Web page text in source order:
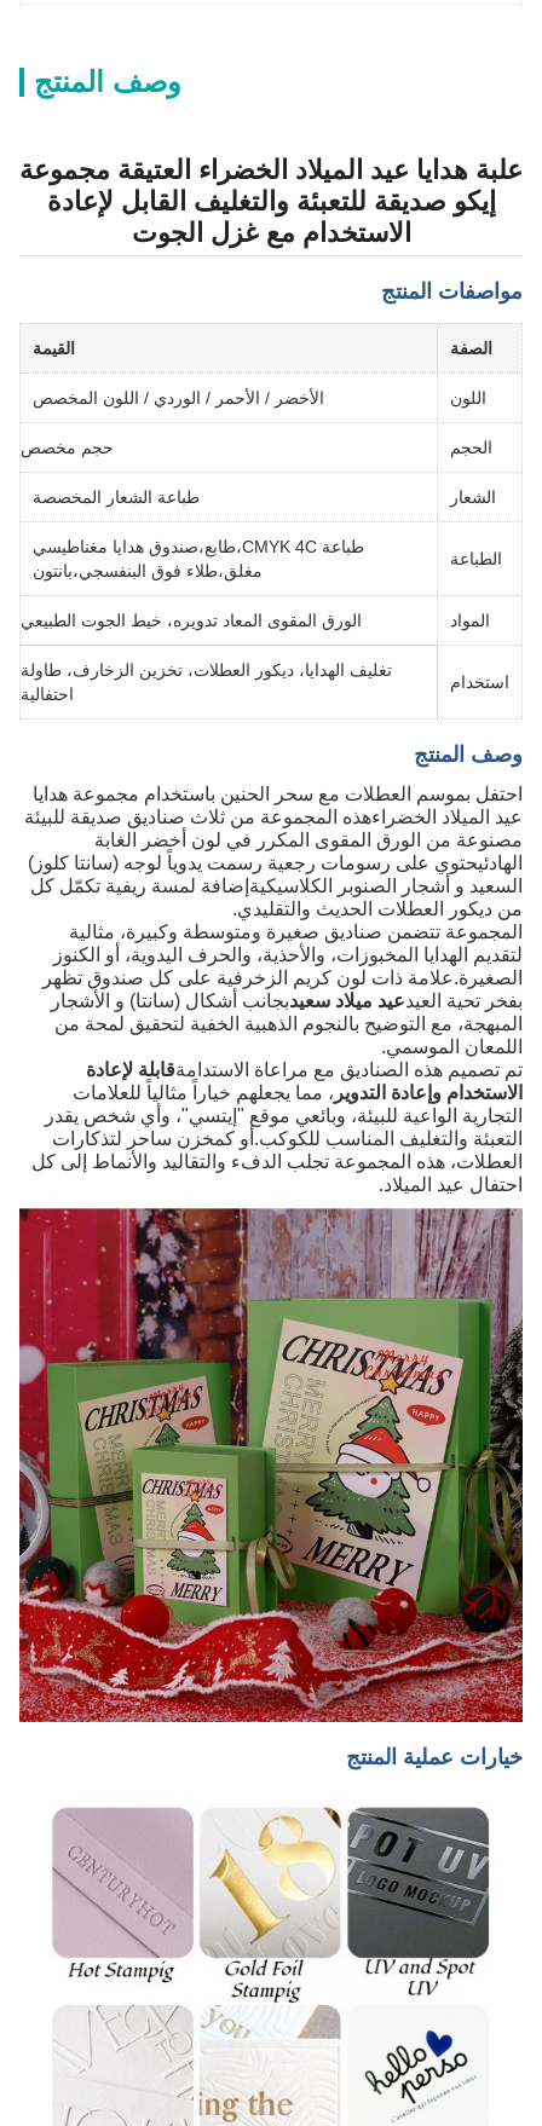
وصف المنتج
علبة هدايا عيد الميلاد الخضراء العتيقة مجموعة
إيكو صديقة للتعبئة والتغليف القابل لإعادة
الاستخدام مع غزل الجوت
مواصفات المنتج
الصفة القيمة
اللون الأخضر / الأحمر / الوردي / اللون المخصص
الحجم حجم مخصص
الشعار طباعة الشعار المخصصة
الطباعة
طباعة CMYK 4C،طابع،صندوق هدايا مغناطيسي
مغلق،طلاء فوق البنفسجي،بانتون
المواد الورق المقوى المعاد تدويره، خيط الجوت الطبيعي
استخدام
تغليف الهدايا، ديكور العطلات، تخزين الزخارف، طاولة
احتفالية
وصف المنتج
احتفل بموسم العطلات مع سحر الحنين باستخدام مجموعة هدايا
عيد الميلاد الخضراءهذه المجموعة من ثلاث صناديق صديقة للبيئة
مصنوعة من الورق المقوى المكرر في لون أخضر الغابة
الهادئيحتوي على رسومات رجعية رسمت يدوياً لوجه (سانتا كلوز)
السعيد و أشجار الصنوبر الكلاسيكيةإضافة لمسة ريفية تكمّل كل
من ديكور العطلات الحديث والتقليدي.
المجموعة تتضمن صناديق صغيرة ومتوسطة وكبيرة، مثالية
لتقديم الهدايا المخبوزات، والأحذية، والحرف اليدوية، أو الكنوز
الصغيرة.علامة ذات لون كريم الزخرفية على كل صندوق تظهر
بفخر تحية العيدعيد ميلاد سعيدبجانب أشكال (سانتا) و الأشجار
المبهجة، مع التوضيح بالنجوم الذهبية الخفية لتحقيق لمحة من
اللمعان الموسمي.
تم تصميم هذه الصناديق مع مراعاة الاستدامةقابلة لإعادة
الاستخدام وإعادة التدوير ، مما يجعلهم خياراً مثالياً للعلامات
التجارية الواعية للبيئة، وبائعي موقع "إيتسي"، وأي شخص يقدر
التعبئة والتغليف المناسب للكوكب.أو كمخزن ساحر لتذكارات
العطلات، هذه المجموعة تجلب الدفء والتقاليد والأنماط إلى كل
احتفال عيد الميلاد.
خيارات عملية المنتج